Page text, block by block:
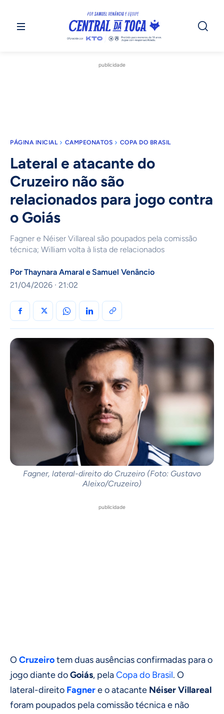
publicidade
PÁGINA INICIAL CAMPEONATOS COPA DO BRASIL
Lateral e atacante do
Cruzeiro não são
relacionados para jogo contra
o Goiás
Fagner e Néiser Villareal são poupados pela comissão
técnica; William volta à lista de relacionados
PorThaynara Amaral e Samuel Venâncio
21/04/2026 · 21:02
Fagner, lateral-direito do Cruzeiro (Foto: Gustavo
Aleixo/Cruzeiro)
publicidade
OCruzeirotem duas ausências confirmadas para o
jogo diante doGoiás, pelaCopa do Brasil. O
lateral-direito Fagnere o atacante Néiser Villareal
foram poupados pela comissão técnica e não